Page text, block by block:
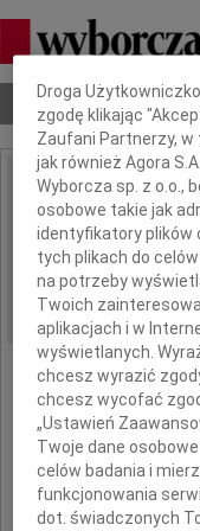
Nekrologi Odeszli
IMIĘ I NAZWISKO:
REGION:
DATA EMISJI:
Dbamy o Twoją
Droga
zgodę klikając
Zaufani Partnerzy, w
jak również Agora
Wyborcza sp. z o.o.,
osobowe takie jak
identyfikatory plików
tych plikach do
na potrzeby
Twoich
aplikacjach i w
wyświetlanych.
chcesz wyrazić
chcesz wycofać
„Ustawień
Twoje dane
celów badania i
funkcjonowania
dot. świadczonych